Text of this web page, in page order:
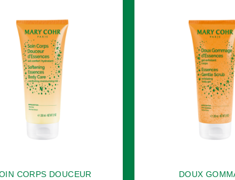
CORPS DOUCEUR
DOUX